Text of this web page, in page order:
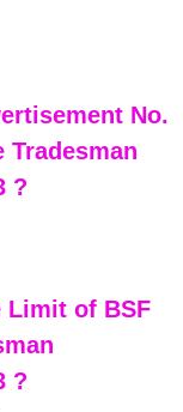
No.
Tradesman
?
Limit of BSF
?